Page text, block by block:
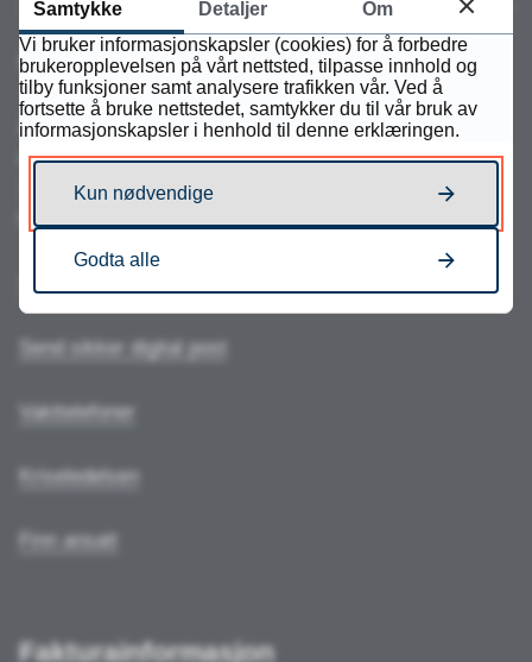
Sentralbord: 73 81 67 00
Åpningstider
mandag-torsdag:
10.00-11.30 og 12.15-14.00
fredag:stengt
Send e-post
Send sikker digital post
Vakttelefoner
Kriseledelsen
Finn ansatt
Fakturainformasjon
Samtykke Detaljer
Om
Vi bruker informasjonskapsler (cookies) for å forbedre
brukeropplevelsen på vårt nettsted, tilpasse innhold og
tilby funksjoner samt analysere trafikken vår. Ved å
fortsette å bruke nettstedet, samtykker du til vår bruk av
informasjonskapsler i henhold til denne erklæringen.
Kun nødvendige
Godta alle